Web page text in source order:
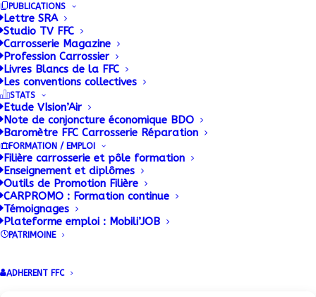
PUBLICATIONS
Lettre SRA
Studio TV FFC
Carrosserie Magazine
Profession Carrossier
Livres Blancs de la FFC
Les conventions collectives
STATS
Etude VIsion’Air
Note de conjoncture économique BDO
Baromètre FFC Carrosserie Réparation
FORMATION / EMPLOI
Filière carrosserie et pôle formation
Enseignement et diplômes
Outils de Promotion Filière
CARPROMO : Formation continue
Témoignages
Plateforme emploi : Mobili’JOB
PATRIMOINE
ADHERENT FFC
La Fédération Française de la Carrosserie a depuis
hier un nouveau president en la personne de Patrick
Cholton et ce pour quatre ans. Un mandate au
cours duquel Patrick Cholton ambitionne de donner
à la FFC une nouvelle dimension. Un défi que le
Président de Solutrans et du CLIFA, saura sans nul
doute reliever.